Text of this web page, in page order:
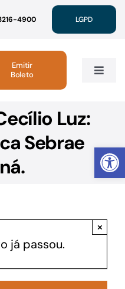
Abrir
4900 LGPD
Toggle
Emitir
Boleto
Luz:
Sebrae
já passou.
×